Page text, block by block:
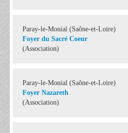
Paray-le-Monial (Saône-et-Loire)
Foyer du Sacré Coeur
(Association)
Paray-le-Monial (Saône-et-Loire)
Foyer Nazareth
(Association)